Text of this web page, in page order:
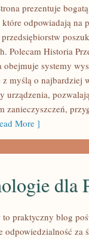
prezentuje
odpowiadają na
przedsiębiorstw
Polecam Historia
obejmuje systemy
z myślą o najbardziej
urządzenia,
zanieczyszczeń,
More ]
dla
to praktyczny blog
odpowiedzialność za